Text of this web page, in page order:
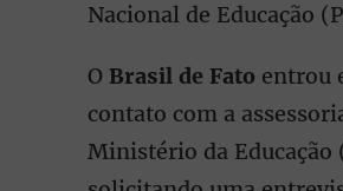
Nacional de Educação
O Brasil de Fato entrou
contato com a
Ministério da Educação